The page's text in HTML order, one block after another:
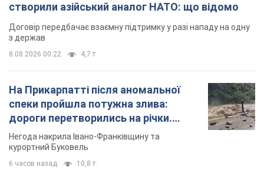
створили азійський аналог НАТО: що відомо
Договір передбачає взаємну підтримку у разі нападу на одну
з держав
8.08.2026 00:22 4,7 т.
На Прикарпатті після аномальної
спеки пройшла потужна злива:
дороги перетворились на річки.
Відео
Негода накрила Івано-Франківщину та
курортний Буковель
6 часов назад 10,8 т.